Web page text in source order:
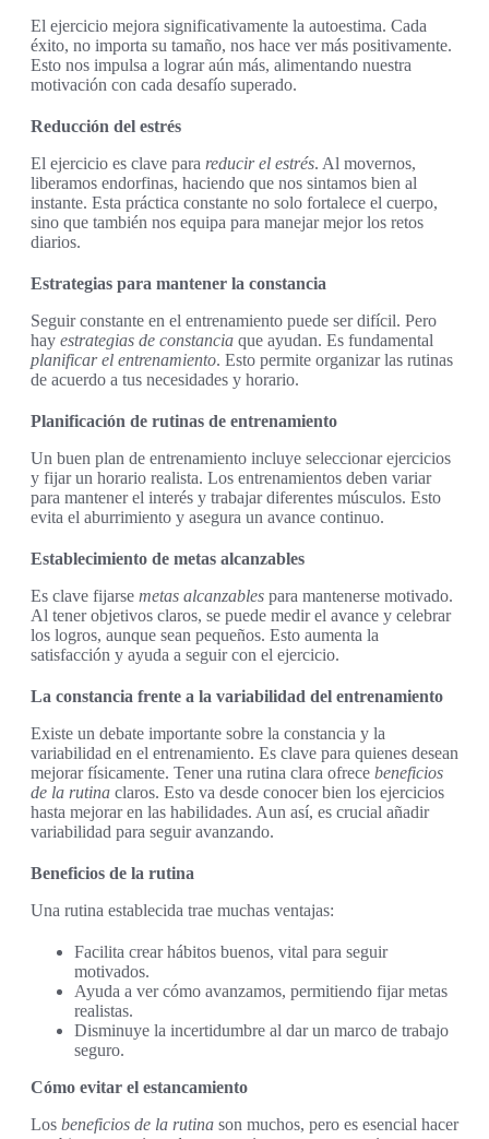
El ejercicio mejora significativamente la autoestima. Cada
éxito, no importa su tamaño, nos hace ver más positivamente.
Esto nos impulsa a lograr aún más, alimentando nuestra
motivación con cada desafío superado.
Reducción del estrés
El ejercicio es clave para reducir el estrés. Al movernos,
liberamos endorfinas, haciendo que nos sintamos bien al
instante. Esta práctica constante no solo fortalece el cuerpo,
sino que también nos equipa para manejar mejor los retos
diarios.
Estrategias para mantener la constancia
Seguir constante en el entrenamiento puede ser difícil. Pero
hay estrategias de constancia que ayudan. Es fundamental
planificar el entrenamiento. Esto permite organizar las rutinas
de acuerdo a tus necesidades y horario.
Planificación de rutinas de entrenamiento
Un buen plan de entrenamiento incluye seleccionar ejercicios
y fijar un horario realista. Los entrenamientos deben variar
para mantener el interés y trabajar diferentes músculos. Esto
evita el aburrimiento y asegura un avance continuo.
Establecimiento de metas alcanzables
Es clave fijarse metas alcanzables para mantenerse motivado.
Al tener objetivos claros, se puede medir el avance y celebrar
los logros, aunque sean pequeños. Esto aumenta la
satisfacción y ayuda a seguir con el ejercicio.
La constancia frente a la variabilidad del entrenamiento
Existe un debate importante sobre la constancia y la
variabilidad en el entrenamiento. Es clave para quienes desean
mejorar físicamente. Tener una rutina clara ofrece beneficios
de la rutina claros. Esto va desde conocer bien los ejercicios
hasta mejorar en las habilidades. Aun así, es crucial añadir
variabilidad para seguir avanzando.
Beneficios de la rutina
Una rutina establecida trae muchas ventajas:
Facilita crear hábitos buenos, vital para seguir
motivados.
Ayuda a ver cómo avanzamos, permitiendo fijar metas
realistas.
Disminuye la incertidumbre al dar un marco de trabajo
seguro.
Cómo evitar el estancamiento
Los beneficios de la rutina son muchos, pero es esencial hacer